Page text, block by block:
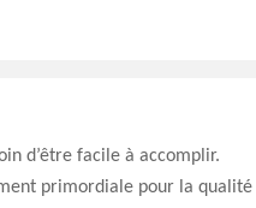
d’être facile à accomplir.
primordiale pour la qualité